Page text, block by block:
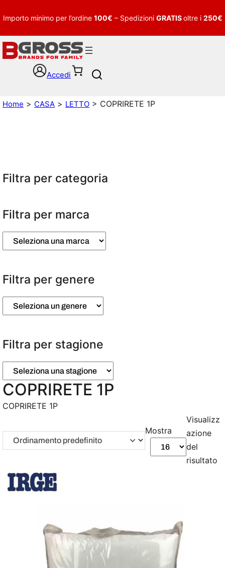
Importo minimo per l’ordine 100€ – Spedizioni GRATISoltre i 250€
Accedi
a
Home > CASA > LETTO > COPRIRETE 1P
Filtra per categoria
Filtra per marca
Filtra per genere
Filtra per stagione
COPRIRETE 1P
COPRIRETE 1P
Mostra
Visualizz
azione
del
risultato